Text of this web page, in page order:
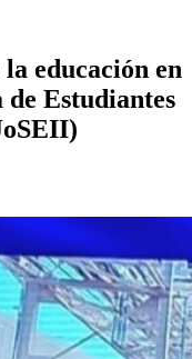
educación en
de Estudiantes